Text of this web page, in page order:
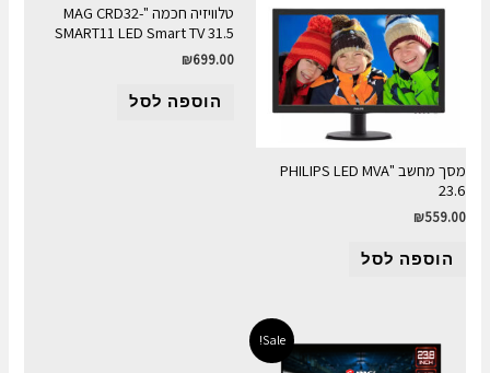
מסך מחשב "PHILIPS LED MVA
23.6
₪559.00
הוספה לסל
טלוויזיה חכמה "MAG CRD32-
SMART11 LED Smart TV 31.5
₪699.00
הוספה לסל
Sale!